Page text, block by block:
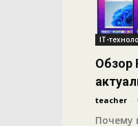
IT-
Обзор
teacher -
Почему